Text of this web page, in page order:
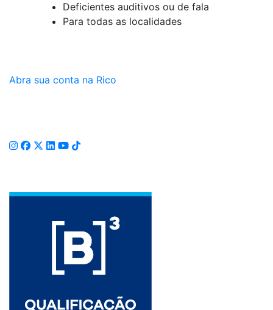
Deficientes auditivos ou de fala
Para todas as localidades
Abra sua conta na Rico